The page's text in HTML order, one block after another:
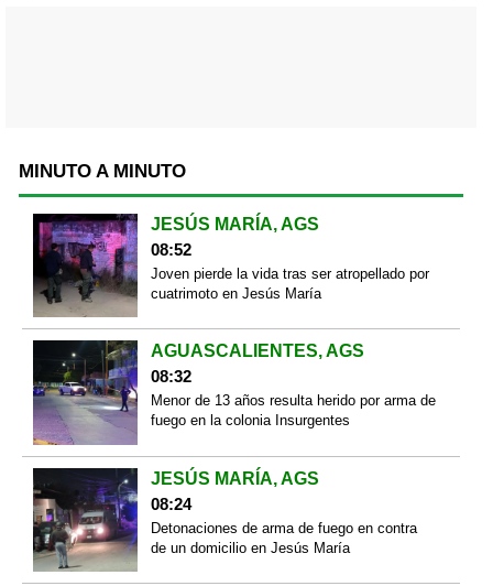
MINUTO A MINUTO
JESÚS MARÍA, AGS
08:52
Joven pierde la vida tras ser atropellado por
cuatrimoto en Jesús María
AGUASCALIENTES, AGS
08:32
Menor de 13 años resulta herido por arma de
fuego en la colonia Insurgentes
JESÚS MARÍA, AGS
08:24
Detonaciones de arma de fuego en contra
de un domicilio en Jesús María